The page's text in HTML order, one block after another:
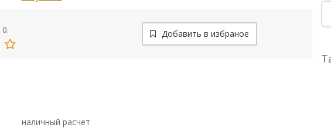
0. Добавить в избраное
наличный расчет